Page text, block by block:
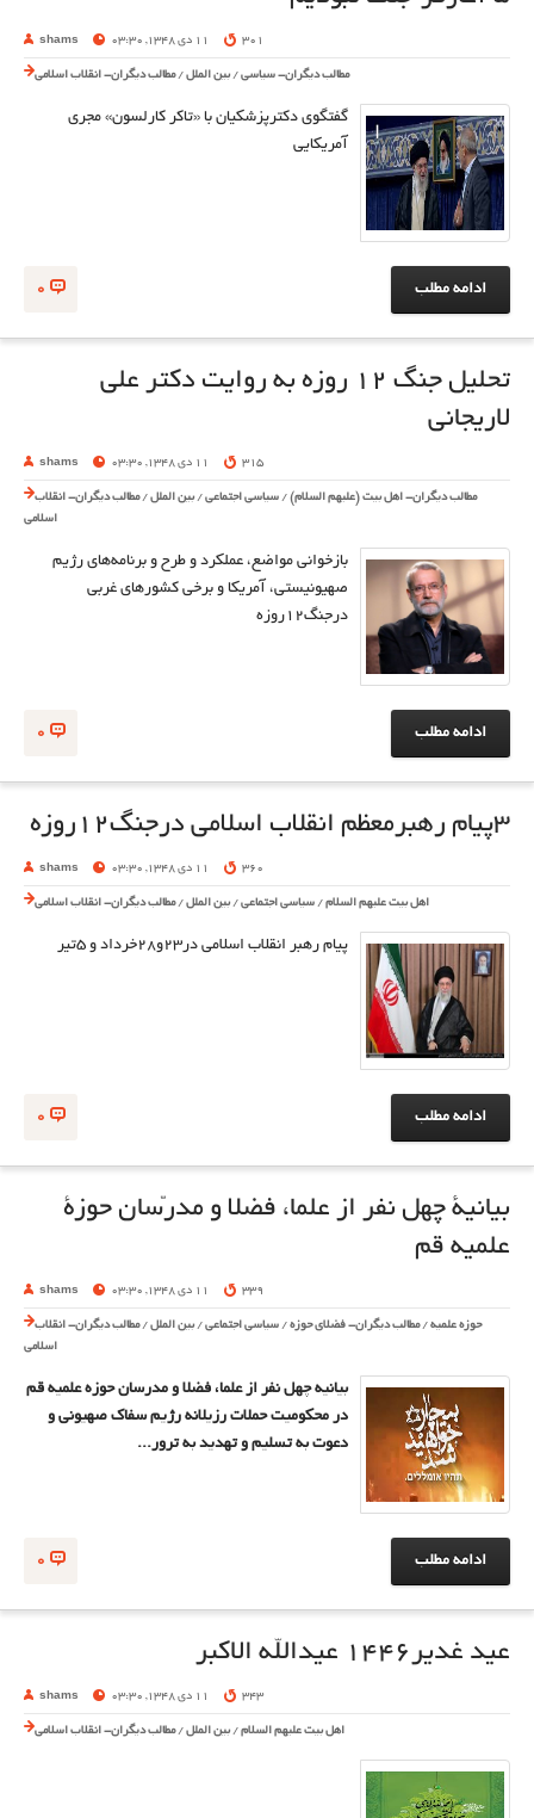
shams 11 دی 1348, 03:30 301
مطالب دیگران- سیاسی /بین الملل /مطالب دیگران- انقلاب اسلامی
گفتگوی دکترپزشکیان با «تاکر کارلسون» مجری
آمریکایی
0 ادامه مطلب
تحلیل جنگ ۱۲ روزه به روایت دکتر علی
لاریجانی
shams 11 دی 1348, 03:30 315
مطالب دیگران- اهل بیت (علیهم السلام) / سیاسی اجتماعی /بین الملل /مطالب دیگران- انقلاب
اسلامی
بازخوانی مواضع، عملکرد و طرح و برنامه‌های رژیم
صهیونیستی، آمریکا و برخی کشورهای غربی
درجنگ12روزه
0 ادامه مطلب
3پیام رهبرمعظم انقلاب اسلامی درجنگ12روزه
shams 11 دی 1348, 03:30 360
اهل بیت علیهم السلام / سیاسی اجتماعی /بین الملل /مطالب دیگران- انقلاب اسلامی
پیام رهبر انقلاب اسلامی در23و28خرداد و 5تیر
0 ادامه مطلب
بیانیۀ چهل نفر از علما، فضلا و مدرّسان حوزۀ
علمیه قم
shams 11 دی 1348, 03:30 339
حوزه علمیه /مطالب دیگران- فضلای حوزه / سیاسی اجتماعی /بین الملل /مطالب دیگران- انقلاب
اسلامی
بیانیه چهل نفر از علما، فضلا و مدرسان حوزه علمیه قم
در محکومیت حملات رزیلانه رژیم سفاک صهیونی و
دعوت به تسلیم و تهدید به ترور...
0 ادامه مطلب
عید غدیر1446 عیدالله الاکبر
shams 11 دی 1348, 03:30 343
اهل بیت علیهم السلام /بین الملل /مطالب دیگران- انقلاب اسلامی